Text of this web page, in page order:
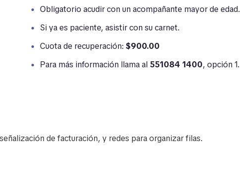
Obligatorio acudir con un acompañante mayor de edad.
Si ya es paciente, asistir con su carnet.
Cuota de recuperación: $900.00
Para más información llama al 551084 1400, opción 1.